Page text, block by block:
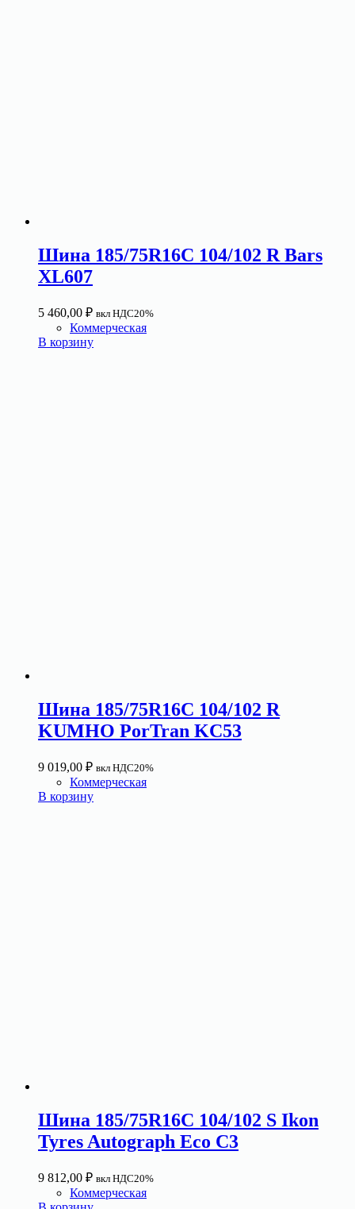
Шина 185/75R16C 104/102 R Bars
XL607
5 460,00 ₽ вкл НДС20%
Коммерческая
В корзину
Шина 185/75R16C 104/102 R
KUMHO PorTran KC53
9 019,00 ₽ вкл НДС20%
Коммерческая
В корзину
Шина 185/75R16C 104/102 S Ikon
Tyres Autograph Eco C3
9 812,00 ₽ вкл НДС20%
Коммерческая